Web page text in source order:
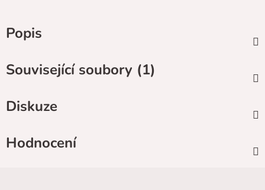
Popis
Související soubory (1)
Diskuze
Hodnocení